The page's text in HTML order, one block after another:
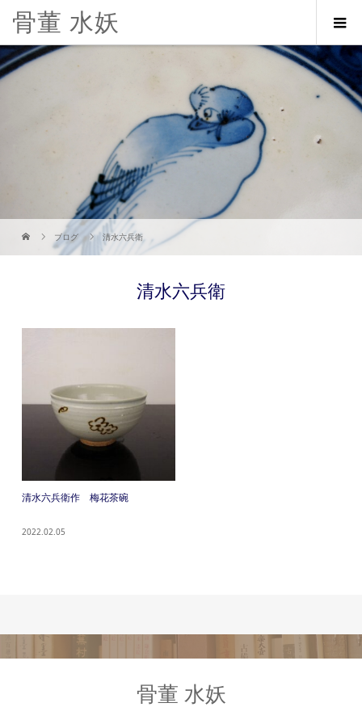
骨董 水妖
ブログ 清水六兵衛
清水六兵衛
清水六兵衛作 梅花茶碗
2022.02.05
骨董 水妖